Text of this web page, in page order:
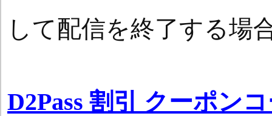
して配信を終了する場
D2Pass 割引 クーポン